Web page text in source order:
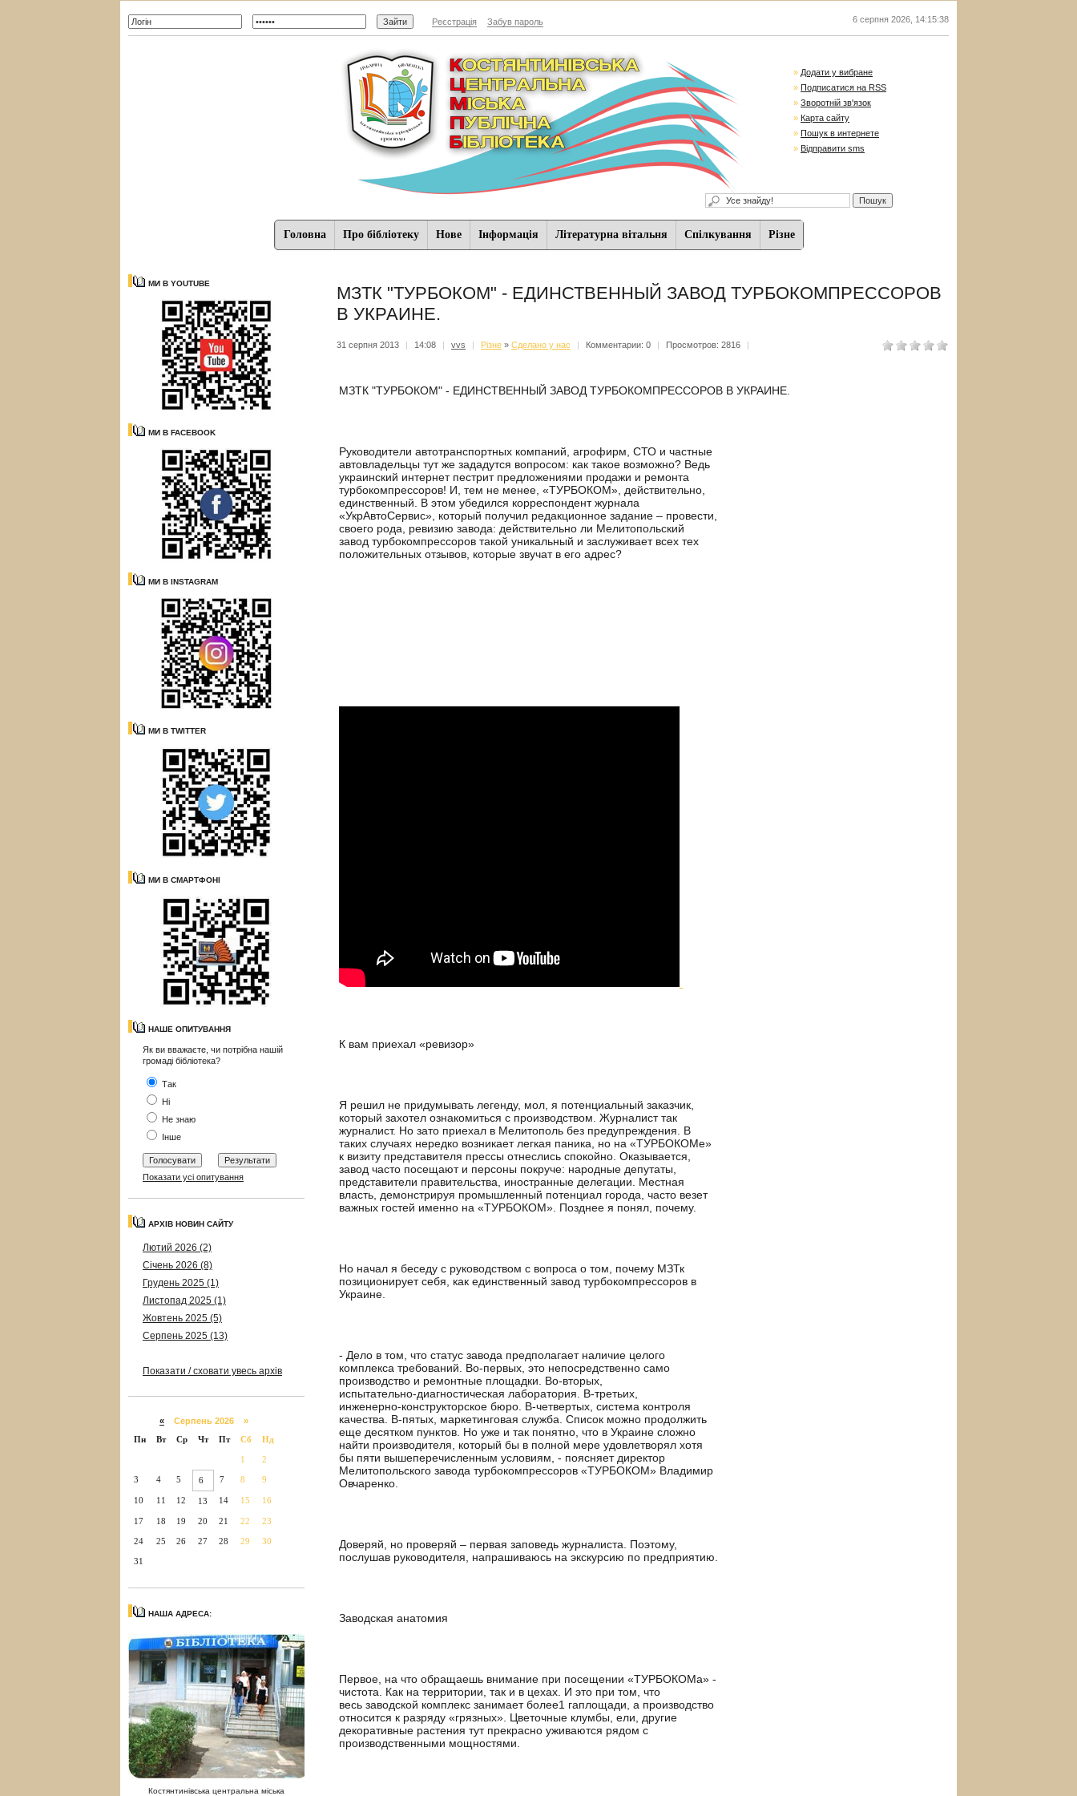
Реєстрація Забув пароль 6 серпня 2026 14:15:39
» Додати у вибране
» Подписатися на RSS
» Зворотній зв'язок
» Карта сайту
» Пошук в интернете
» Відправити sms
Головна Про бібліотеку Нове Iнформацiя Літературна вітальня Спiлкування Різне
МИ В YOUTUBE
МИ В FACEBOOK
МИ В INSTAGRAM
МИ В TWITTER
МИ В СМАРТФОНІ
НАШЕ ОПИТУВАННЯ
Як ви вважаєте, чи потрібна нашій
громаді бібліотека?
Так
Ні
Не знаю
Інше
Показати усі опитування
АРХІВ НОВИН САЙТУ
Лютий 2026 (2)
Січень 2026 (8)
Грудень 2025 (1)
Листопад 2025 (1)
Жовтень 2025 (5)
Серпень 2025 (13)
Показати / сховати увесь архів
« Серпень 2026 »
Пн
Вт Ср Чт Пт Сб Нд
1 2
3 4 5 6 7 8 9
10 11 12 13 14 15 16
17 18 19 20 21 22 23
24 25 26 27 28 29 30
31
НАША АДРЕСА:
Костянтинівська центральна міська
МЗТК "ТУРБОКОМ" - ЕДИНСТВЕННЫЙ ЗАВОД ТУРБОКОМПРЕССОРОВ
В УКРАИНЕ.
31 серпня 2013 | 14:08 | vvs | Різне » Сделано у нас | Комментарии: 0 | Просмотров: 2816 |
МЗТК "ТУРБОКОМ" - ЕДИНСТВЕННЫЙ ЗАВОД ТУРБОКОМПРЕССОРОВ В УКРАИНЕ.
Руководители автотранспортных компаний, агрофирм, СТО и частные
автовладельцы тут же зададутся вопросом: как такое возможно? Ведь
украинский интернет пестрит предложениями продажи и ремонта
турбокомпрессоров! И, тем не менее, «ТУРБОКОМ», действительно,
единственный. В этом убедился корреспондент журнала
«УкрАвтоСервис», который получил редакционное задание – провести,
своего рода, ревизию завода: действительно ли Мелитопольский
завод турбокомпрессоров такой уникальный и заслуживает всех тех
положительных отзывов, которые звучат в его адрес?
К вам приехал «ревизор»
Я решил не придумывать легенду, мол, я потенциальный заказчик,
который захотел ознакомиться с производством. Журналист так
журналист. Но зато приехал в Мелитополь без предупреждения. В
таких случаях нередко возникает легкая паника, но на «ТУРБОКОМе»
к визиту представителя прессы отнеслись спокойно. Оказывается,
завод часто посещают и персоны покруче: народные депутаты,
представители правительства, иностранные делегации. Местная
власть, демонстрируя промышленный потенциал города, часто везет
важных гостей именно на «ТУРБОКОМ». Позднее я понял, почему.
Но начал я беседу с руководством с вопроса о том, почему МЗТк
позиционирует себя, как единственный завод турбокомпрессоров в
Украине.
- Дело в том, что статус завода предполагает наличие целого
комплекса требований. Во-первых, это непосредственно само
производство и ремонтные площадки. Во-вторых,
испытательно-диагностическая лаборатория. В-третьих,
инженерно-конструкторское бюро. В-четвертых, система контроля
качества. В-пятых, маркетинговая служба. Список можно продолжить
еще десятком пунктов. Но уже и так понятно, что в Украине сложно
найти производителя, который бы в полной мере удовлетворял хотя
бы пяти вышеперечисленным условиям, - поясняет директор
Мелитопольского завода турбокомпрессоров «ТУРБОКОМ» Владимир
Овчаренко.
Доверяй, но проверяй – первая заповедь журналиста. Поэтому,
послушав руководителя, напрашиваюсь на экскурсию по предприятию.
Заводская анатомия
Первое, на что обращаешь внимание при посещении «ТУРБОКОМа» -
чистота. Как на территории, так и в цехах. И это при том, что
весь заводской комплекс занимает более1 гаплощади, а производство
относится к разряду «грязных». Цветочные клумбы, ели, другие
декоративные растения тут прекрасно уживаются рядом с
производственными мощностями.